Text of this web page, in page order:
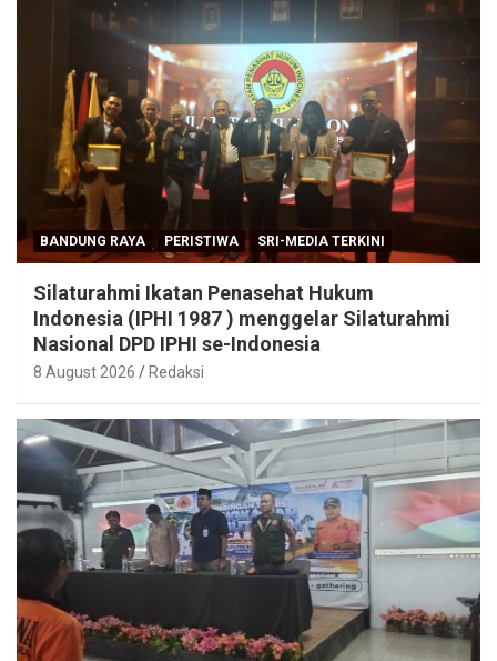
BANDUNG RAYA PERISTIWA SRI-MEDIA TERKINI
Silaturahmi Ikatan Penasehat Hukum
Indonesia (IPHI 1987 ) menggelar Silaturahmi
Nasional DPD IPHI se-Indonesia
8 August 2026 Redaksi